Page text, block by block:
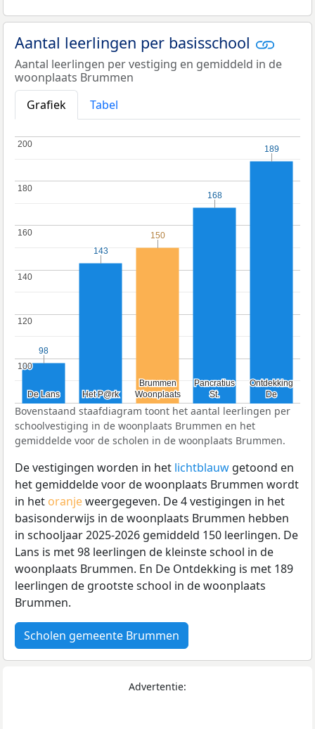
Aantal leerlingen per basisschool
Aantal leerlingen per vestiging en gemiddeld in de
woonplaats Brummen
Grafiek
Tabel
De Lans
De Lans Het P@rk
Het P@rk Woonplaats
Woonplaats
Brummen
Brummen
St.
St.
Pancratius
Pancratius
De
De
Ontdekking
Ontdekking
100
100
120
120
140
140
160
160
180
180
200
200
98
98
143
143
150
150
168
168
189
189
Bovenstaand staafdiagram toont het aantal leerlingen per
schoolvestiging in de woonplaats Brummen en het
gemiddelde voor de scholen in de woonplaats Brummen.
De vestigingen worden in het lichtblauw getoond en
het gemiddelde voor de woonplaats Brummen wordt
in het oranjeweergegeven. De 4 vestigingen in het
basisonderwijs in de woonplaats Brummen hebben
in schooljaar 2025-2026 gemiddeld 150 leerlingen. De
Lans is met 98 leerlingen de kleinste school in de
woonplaats Brummen. En De Ontdekking is met 189
leerlingen de grootste school in de woonplaats
Brummen.
Scholen gemeente Brummen
Advertentie: